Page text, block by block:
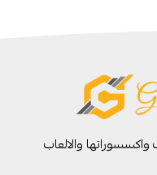
والالعاب